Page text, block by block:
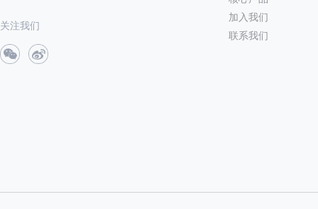
关注我们
加入我们
联系我们